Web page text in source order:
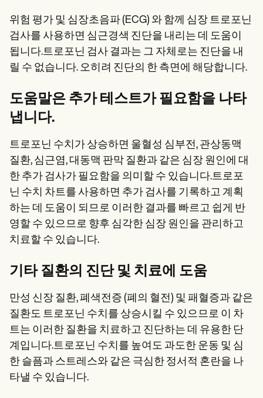
위험 평가 및 심장초음파 (ECG) 와 함께 심장 트로포닌
검사를 사용하면 심근경색 진단을 내리는 데 도움이
됩니다.트로포닌 검사 결과는 그 자체로는 진단을 내
릴 수 없습니다. 오히려 진단의 한 측면에 해당합니다.
도움말은 추가 테스트가 필요함을 나타
냅니다.
트로포닌 수치가 상승하면 울혈성 심부전, 관상동맥
질환, 심근염, 대동맥 판막 질환과 같은 심장 원인에 대
한 추가 검사가 필요함을 의미할 수 있습니다.트로포
닌 수치 차트를 사용하면 추가 검사를 기록하고 계획
하는 데 도움이 되므로 이러한 결과를 빠르고 쉽게 반
영할 수 있으므로 향후 심각한 심장 원인을 관리하고
치료할 수 있습니다.
기타 질환의 진단 및 치료에 도움
만성 신장 질환, 폐색전증 (폐의 혈전) 및 패혈증과 같은
질환도 트로포닌 수치를 상승시킬 수 있으므로 이 차
트는 이러한 질환을 치료하고 진단하는 데 유용한 단
계입니다.트로포닌 수치를 높여도 과도한 운동 및 심
한 슬픔과 스트레스와 같은 극심한 정서적 혼란을 나
타낼 수 있습니다.